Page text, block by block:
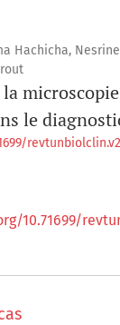
Hachicha,
le
10.71699/